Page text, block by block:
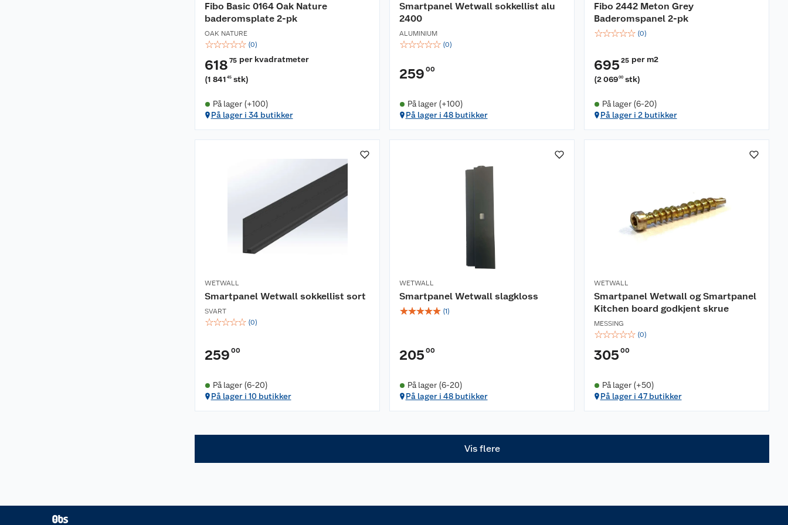
Fibo Basic 0164 Oak Nature
baderomsplate 2-pk
OAK NATURE
☆☆☆☆☆ (0)
618 75 per kvadratmeter
(1 841 45 stk)
På lager (+100)
På lager i 34 butikker
Smartpanel Wetwall sokkellist alu
2400
ALUMINIUM
☆☆☆☆☆ (0)
259 00
På lager (+100)
På lager i 48 butikker
Fibo 2442 Meton Grey
Baderomspanel 2-pk
☆☆☆☆☆ (0)
695 25 per m2
(2 06900 stk)
På lager (6-20)
På lager i 2 butikker
WETWALL
Smartpanel Wetwall sokkellist sort
SVART
☆☆☆☆☆ (0)
259 00
På lager (6-20)
På lager i 10 butikker
WETWALL
Smartpanel Wetwall slagkloss
☆☆☆☆☆ (1)
205 00
På lager (6-20)
På lager i 48 butikker
WETWALL
Smartpanel Wetwall og Smartpanel
Kitchen board godkjent skrue
MESSING
☆☆☆☆☆ (0)
305 00
På lager (+50)
På lager i 47 butikker
Vis flere